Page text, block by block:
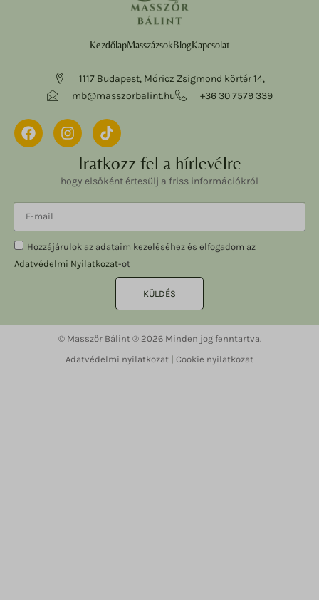
KezdőlapMasszázsokBlogKapcsolat
1117 Budapest, Móricz Zsigmond körtér 14,
mb@masszorbalint.hu
+36 30 7579 339
Iratkozz fel a hírlevélre
hogy elsőként értesülj a friss információkról
Hozzájárulok az adataim kezeléséhez és elfogadom az
Adatvédelmi Nyilatkozat-ot
KÜLDÉS
© Masszőr Bálint ® 2026 Minden jog fenntartva.
Adatvédelmi nyilatkozat | Cookie nyilatkozat